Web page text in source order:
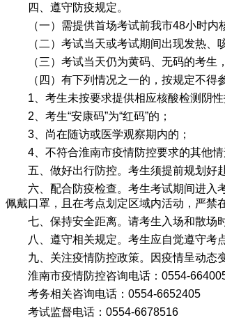
四、遵守防疫规定。
（一）需提供首场考试前我市48小时
（二）考试当天或考试期间出现发热
（三）考试当天仍为黄码、无码的考
（四）有下列情况之一的，按规定不得
1、考生未按要求提供相应核酸检测阴性
2、考生“安康码”为“红码”的；
3、尚在随访或医学观察期内的；
4、不符合淮南市疫情防控要求的其他情
五、做好出行防控。考生须提前规划好
六、配合防疫检查。考生考试期间进入
佩戴口罩，且在考点划定区域内活动，严禁
七、保持安全距离。请考生入场和散场
八、遵守相关规定。考生应自觉遵守考
九、关注疫情防控政策。因疫情呈动态
淮南市疫情防控咨询电话：0554-
考务相关咨询电话：0554-6652405
考试监督电话：0554-6678516